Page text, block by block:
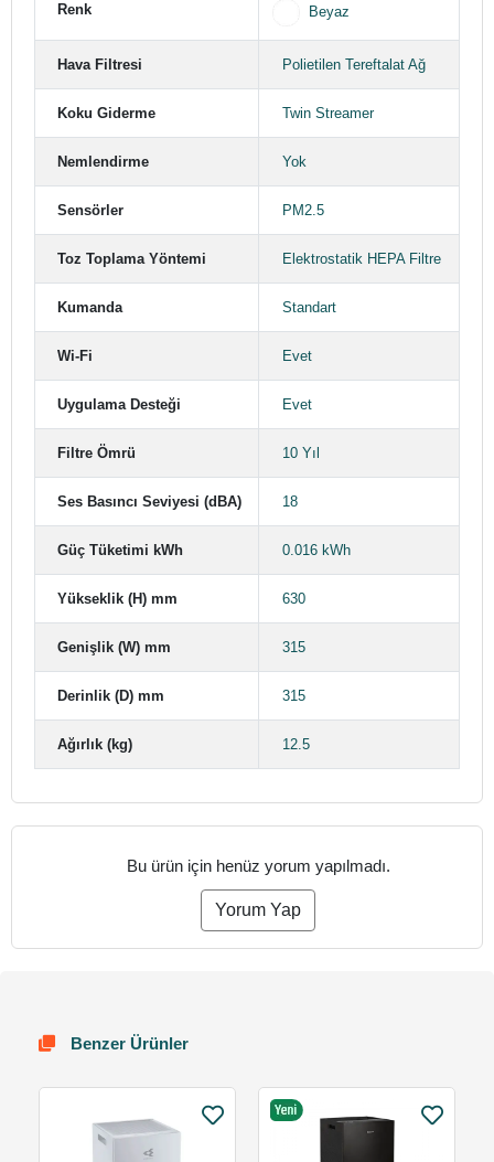
Renk Beyaz
Hava Filtresi Polietilen Tereftalat Ağ
Koku Giderme Twin Streamer
Nemlendirme Yok
Sensörler PM2.5
Toz Toplama Yöntemi Elektrostatik HEPA Filtre
Kumanda Standart
Wi-Fi Evet
Uygulama Desteği Evet
Filtre Ömrü 10 Yıl
Ses Basıncı Seviyesi (dBA) 18
Güç Tüketimi kWh 0.016 kWh
Yükseklik (H) mm 630
Genişlik (W) mm 315
Derinlik (D) mm 315
Ağırlık (kg) 12.5
Bu ürün için henüz yorum yapılmadı.
Yorum Yap
Benzer Ürünler